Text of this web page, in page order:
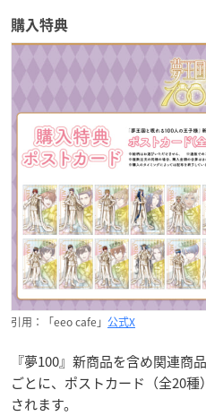
購入特典
引用：「eeo cafe」 公式X
『夢100』新商品を含め関連商
ごとに、ポストカード（全20
されます。